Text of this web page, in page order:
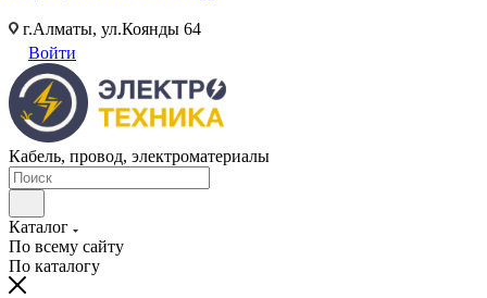
г.Алматы, ул.Коянды 64
Войти
Кабель, провод, электроматериалы
Каталог
По всему сайту
По каталогу